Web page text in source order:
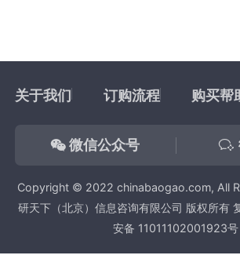
关于我们 订购流程 购买帮
微信公众号
Copyright © 2022 chinabaogao.com, All
研天下（北京）信息咨询有限公司 版权所有
安备 11011102001923号